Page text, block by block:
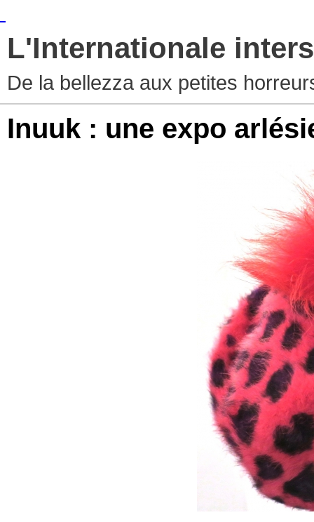
L'Internationale
De la bellezza aux petites
Inuuk : une expo